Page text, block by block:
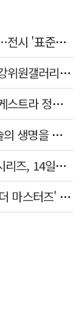
표준화된 시간을 살아가는 각자의 리듬…전시 '표준시차'
수십년간 포착한 우리 산의 아름다움…강위원갤러리 '팔공·지리展' 개최
세대를 잇는 한국 가곡의 향연…디오오케스트라 정기연주회 '노래의 날개 위에'
[전시속으로] 낡고 버려진 폐기물에 예술의 생명을 불어넣다…김결수 개인전
비원뮤직홀 입주 음악가 4기 리사이틀 시리즈, 14일부터 6주간 개최
'콩쿠르 퀸' 송지원, 대구콘서트하우스 '더 마스터즈' 무대 오른다